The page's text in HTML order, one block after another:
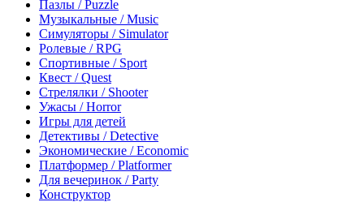
Пазлы / Puzzle
Музыкальные / Music
Симуляторы / Simulator
Ролевые / RPG
Спортивные / Sport
Квест / Quest
Стрелялки / Shooter
Ужасы / Horror
Игры для детей
Детективы / Detective
Экономические / Economic
Платформер / Platformer
Для вечеринок / Party
Конструктор